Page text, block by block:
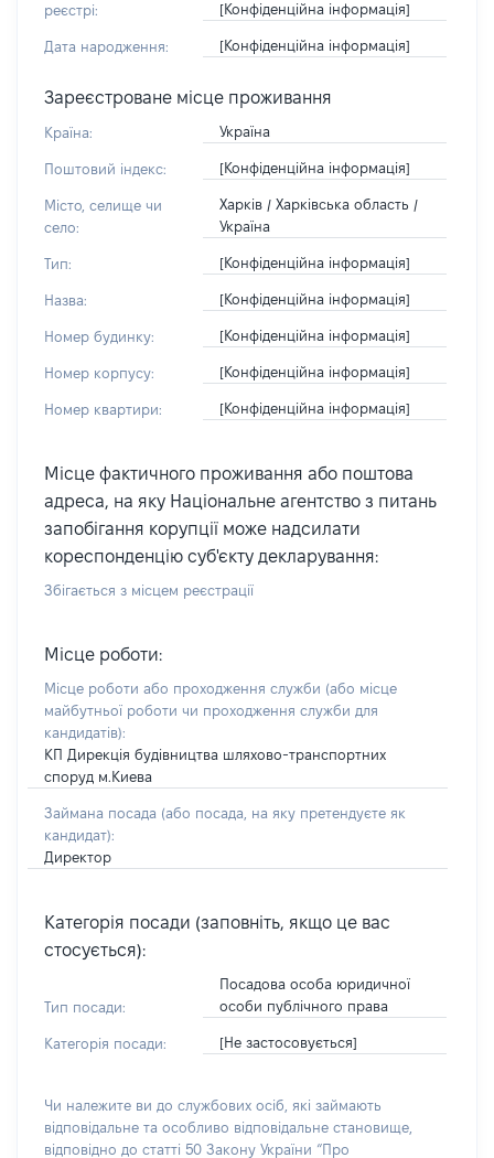
реєстрі:
[Конфіденційна інформація]
Дата народження: [Конфіденційна інформація]
Зареєстроване місце проживання
Країна: Україна
Поштовий індекс: [Конфіденційна інформація]
Місто, селище чи
село:
Харків / Харківська область /
Україна
Тип: [Конфіденційна інформація]
Назва: [Конфіденційна інформація]
Номер будинку: [Конфіденційна інформація]
Номер корпусу: [Конфіденційна інформація]
Номер квартири: [Конфіденційна інформація]
Місце фактичного проживання або поштова
адреса, на яку Національне агентство з питань
запобігання корупції може надсилати
кореспонденцію суб'єкту декларування:
Збігається з місцем реєстрації
Місце роботи:
Місце роботи або проходження служби (або місце
майбутньої роботи чи проходження служби для
кандидатів):
КП Дирекція будівництва шляхово-транспортних
споруд м.Киева
Займана посада (або посада, на яку претендуєте як
кандидат):
Директор
Категорія посади (заповніть, якщо це вас
стосується):
Тип посади:
Посадова особа юридичної
особи публічного права
Категорія посади: [Не застосовується]
Чи належите ви до службових осіб, які займають
відповідальне та особливо відповідальне становище,
відповідно до статті 50 Закону України “Про